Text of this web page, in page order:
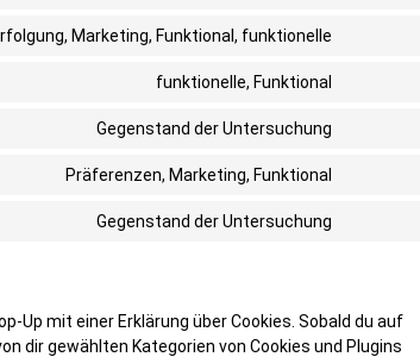
Marketing, Funktional, funktionelle
funktionelle, Funktional
Gegenstand der Untersuchung
Präferenzen, Marketing, Funktional
Gegenstand der Untersuchung
Up mit einer Erklärung über Cookies. Sobald du auf
dir gewählten Kategorien von Cookies und Plugins